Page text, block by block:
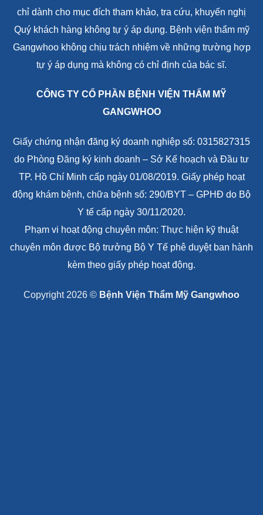
chỉ dành cho mục đích tham khảo, tra cứu, khuyến nghị
Quý khách hàng không tự ý áp dụng. Bệnh viện thẩm mỹ
Gangwhoo không chịu trách nhiệm về những trường hợp
tự ý áp dụng mà không có chỉ định của bác sĩ.
CÔNG TY CỔ PHẦN BỆNH VIỆN THẨM MỸ
GANGWHOO
Giấy chứng nhận đăng ký doanh nghiệp số: 0315827315
do Phòng Đăng ký kinh doanh – Sở Kế hoạch và Đầu tư
TP. Hồ Chí Minh cấp ngày 01/08/2019. Giấy phép hoạt
động khám bệnh, chữa bệnh số: 290/BYT – GPHĐ do Bộ
Y tế cấp ngày 30/11/2020.
Phạm vi hoạt động chuyên môn: Thực hiện kỹ thuật
chuyên môn được Bộ trưởng Bộ Y Tế phê duyệt ban hành
kèm theo giấy phép hoạt động.
Copyright 2026 © Bệnh Viện Thẩm Mỹ Gangwhoo